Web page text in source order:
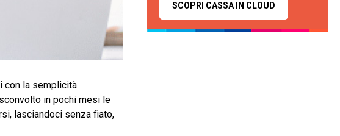
con la semplicità
in pochi mesi le
lasciandoci senza fiato,
SCOPRI CASSA IN CLOUD